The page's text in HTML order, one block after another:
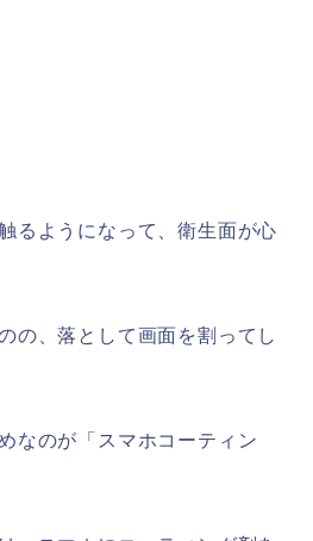
るようになって、衛生面が心
の、落として画面を割ってし
なのが「スマホコーティン